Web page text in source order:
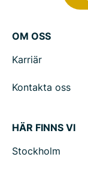
OM OSS
Karriär
Kontakta oss
HÄR FINNS VI
Stockholm